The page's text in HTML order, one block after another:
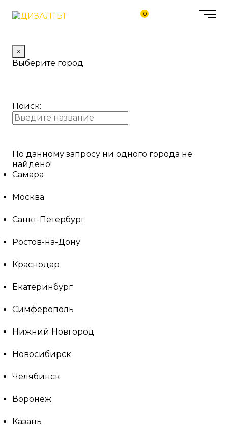
0
×
Выберите город
Поиск:
По данному запросу ни одного города не
найдено!
Самара
Москва
Санкт-Петербург
Ростов-на-Дону
Краснодар
Екатеринбург
Симферополь
Нижний Новгород
Новосибирск
Челябинск
Воронеж
Казань